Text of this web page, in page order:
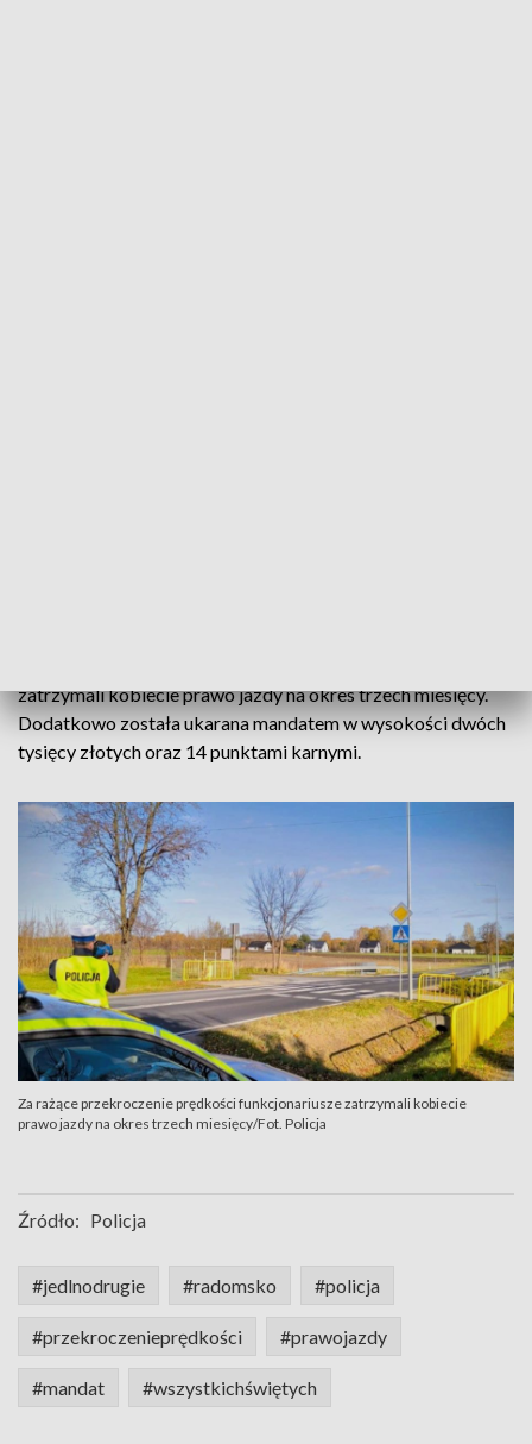
zatrzymali kobiecie prawo jazdy na okres trzech miesięcy.
Dodatkowo została ukarana mandatem w wysokości dwóch
tysięcy złotych oraz 14 punktami karnymi.
Za rażące przekroczenie prędkości funkcjonariusze zatrzymali kobiecie
prawo jazdy na okres trzech miesięcy/Fot. Policja
Źródło: Policja
#jedlnodrugie #radomsko #policja
#przekroczenieprędkości #prawojazdy
#mandat #wszystkichświętych